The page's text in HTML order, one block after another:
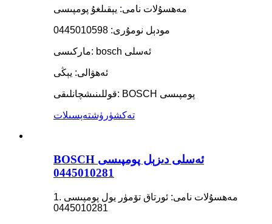
مەھسۇلات نامى: يېقىلغۇ پومپىسى
مودېل نومۇرى: 0445010598
ماركىسى: bosch ئەسلى
ئەھۋالى: يېڭى
قوللىنىشچانلىقى: BOSCH پومپىسى
تەكشۈرۈشتەپسىلات
BOSCH ئەسلى دىزېل پومپىسى
0445010281
1. مەھسۇلات نامى: ئورتاق تۆمۈر يول پومپىسى
0445010281